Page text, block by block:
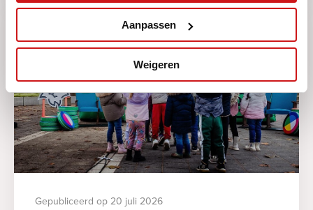
Aanpassen
Weigeren
Gepubliceerd op 20 juli 2026